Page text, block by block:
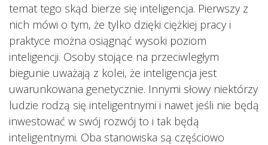
temat tego skąd bierze się inteligencja. Pierwszy z
nich mówi o tym, że tylko dzięki ciężkiej pracy i
praktyce można osiągnąć wysoki poziom
inteligencji. Osoby stojące na przeciwległym
biegunie uważają z kolei, że inteligencja jest
uwarunkowana genetycznie. Innymi słowy niektórzy
ludzie rodzą się inteligentnymi i nawet jeśli nie będą
inwestować w swój rozwój to i tak będą
inteligentnymi. Oba stanowiska są częściowo